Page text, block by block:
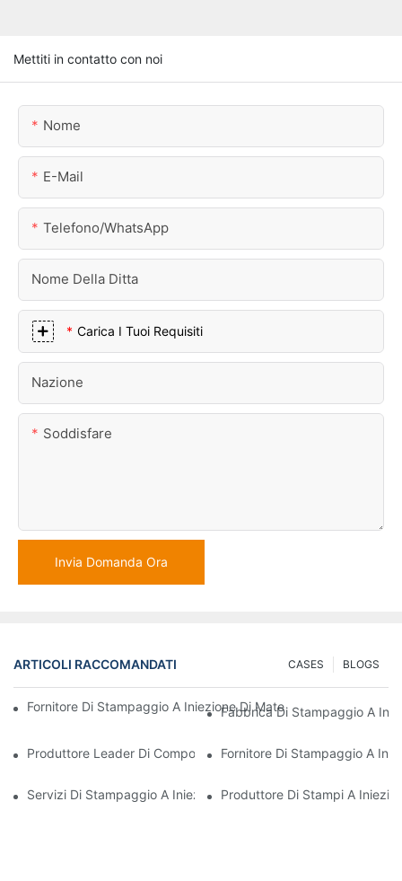
Mettiti in contatto con noi
Nome
E-Mail
Telefono/WhatsApp
Nome Della Ditta
Carica I Tuoi Requisiti
Nazione
Soddisfare
Invia Domanda Ora
ARTICOLI RACCOMANDATI BLOGS
CASES
Fornitore Di Stampaggio A Iniezione Di Materie Plastiche Con
Fabbrica Di Stampaggio A
Produttore Leader Di Componenti In Plastica Per I Settori
Fornitore Di Stampaggio A
Servizi Di Stampaggio A Iniezione Di Materie Plastiche Per
Produttore Di Stampi A